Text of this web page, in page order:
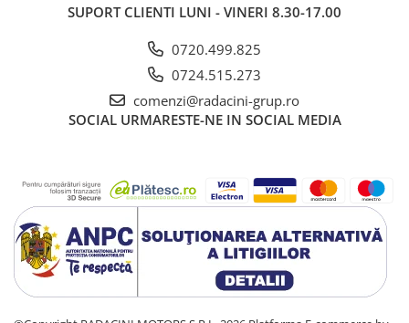
SUPORT CLIENTI LUNI - VINERI 8.30-17.00
0720.499.825
0724.515.273
comenzi@radacini-grup.ro
SOCIAL URMARESTE-NE IN SOCIAL MEDIA